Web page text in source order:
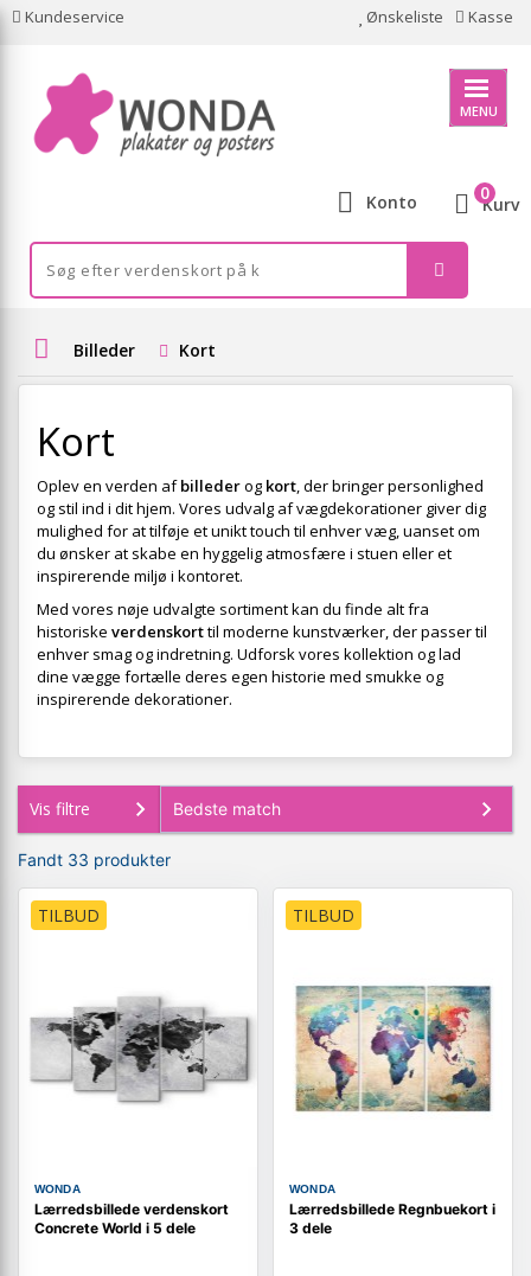
Kundeservice Ønskeliste Kasse
MENU
Konto Kurv
0
Billeder Kort
Kort
Oplev en verden afbillederog kort, der bringer personlighed
og stil ind i dit hjem. Vores udvalg af vægdekorationer giver dig
mulighed for at tilføje et unikt touch til enhver væg, uanset om
du ønsker at skabe en hyggelig atmosfære i stuen eller et
inspirerende miljø i kontoret.
Med vores nøje udvalgte sortiment kan du finde alt fra
historiske verdenskorttil moderne kunstværker, der passer til
enhver smag og indretning. Udforsk vores kollektion og lad
dine vægge fortælle deres egen historie med smukke og
inspirerende dekorationer.
Vis filtre
Fandt 33 produkter
TILBUD
WONDA
Lærredsbillede verdenskort
Concrete World i 5 dele
TILBUD
WONDA
Lærredsbillede Regnbuekort i
3 dele